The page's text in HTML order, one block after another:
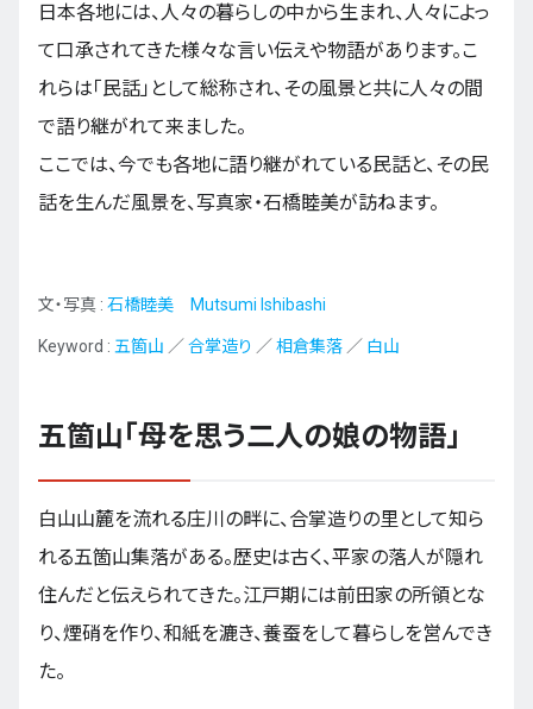
EN ZH KO ES
日本各地には、人々の暮らしの中から生まれ、人々によっ
て口承されてきた様々な言い伝えや物語があります。こ
れらは「民話」として総称され、その風景と共に人々の間
で語り継がれて来ました。
ここでは、今でも各地に語り継がれている民話と、その民
話を生んだ風景を、写真家・石橋睦美が訪ねます。
文・写真 : 石橋睦美 Mutsumi Ishibashi
Keyword : 五箇山 ／ 合掌造り ／ 相倉集落 ／ 白山
五箇山「母を思う二人の娘の物語」
白山山麓を流れる庄川の畔に、合掌造りの里として知ら
れる五箇山集落がある。歴史は古く、平家の落人が隠れ
住んだと伝えられてきた。江戸期には前田家の所領とな
り、煙硝を作り、和紙を漉き、養蚕をして暮らしを営んでき
た。